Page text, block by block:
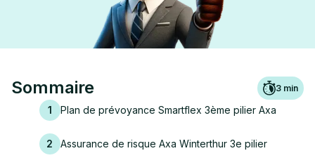
Sommaire 3 min
1 Plan de prévoyance Smartflex 3ème pilier Axa
2 Assurance de risque Axa Winterthur 3e pilier